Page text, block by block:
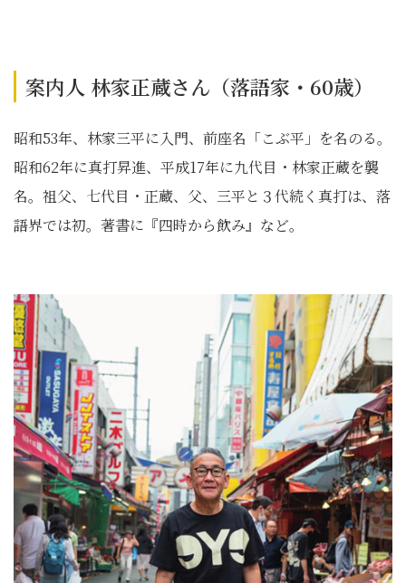
案内人 林家正蔵さん（落語家・60歳）
昭和53年、林家三平に入門、前座名「こぶ平」を名のる。
昭和62年に真打昇進、平成17年に九代目・林家正蔵を襲
名。祖父、七代目・正蔵、父、三平と３代続く真打は、落
語界では初。著書に『四時から飲み』など。